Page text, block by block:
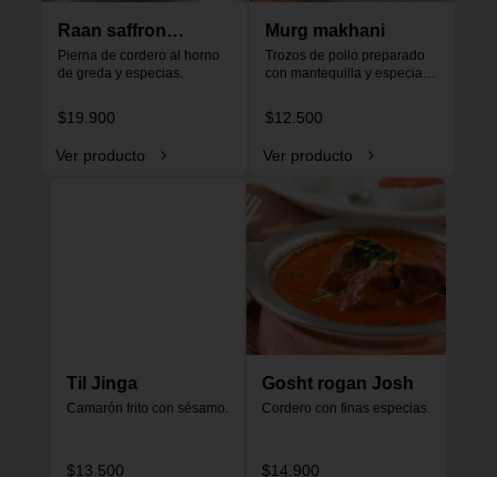
Raan saffron
special
Pierna de cordero al horno
de greda y especias.
$19.900
Ver producto
Murg makhani
Trozos de pollo preparado
con mantequilla y especias,
picante.
$12.500
Ver producto
Til Jinga
Camarón frito con sésamo.
$13.500
Gosht rogan Josh
Cordero con finas especias.
$14.900